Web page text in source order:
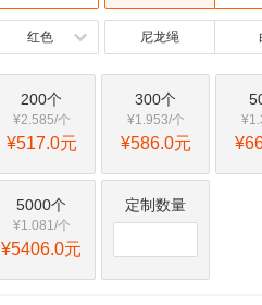
红色 尼龙绳
200个
¥2.585/个
¥517.0元
300个
¥1.953/个
¥586.0元
5000个
¥1.081/个
¥5406.0元
定制数量